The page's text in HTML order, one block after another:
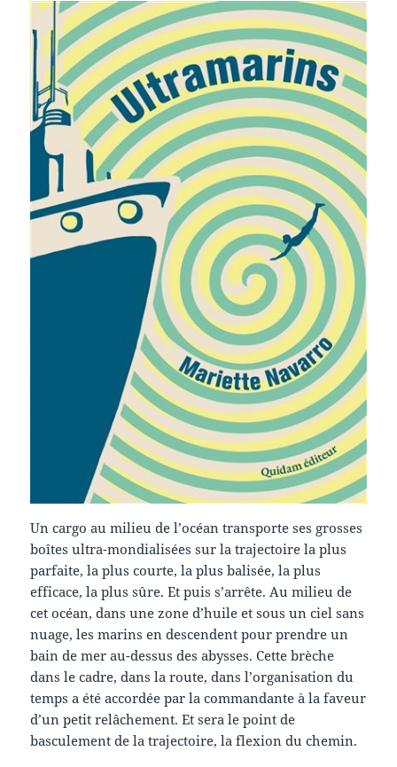
Un cargo au milieu de l’océan transporte ses grosses
boîtes ultra-mondialisées sur la trajectoire la plus
parfaite, la plus courte, la plus balisée, la plus
efficace, la plus sûre. Et puis s’arrête. Au milieu de
cet océan, dans une zone d’huile et sous un ciel sans
nuage, les marins en descendent pour prendre un
bain de mer au-dessus des abysses. Cette brèche
dans le cadre, dans la route, dans l’organisation du
temps a été accordée par la commandante à la faveur
d’un petit relâchement. Et sera le point de
basculement de la trajectoire, la flexion du chemin.